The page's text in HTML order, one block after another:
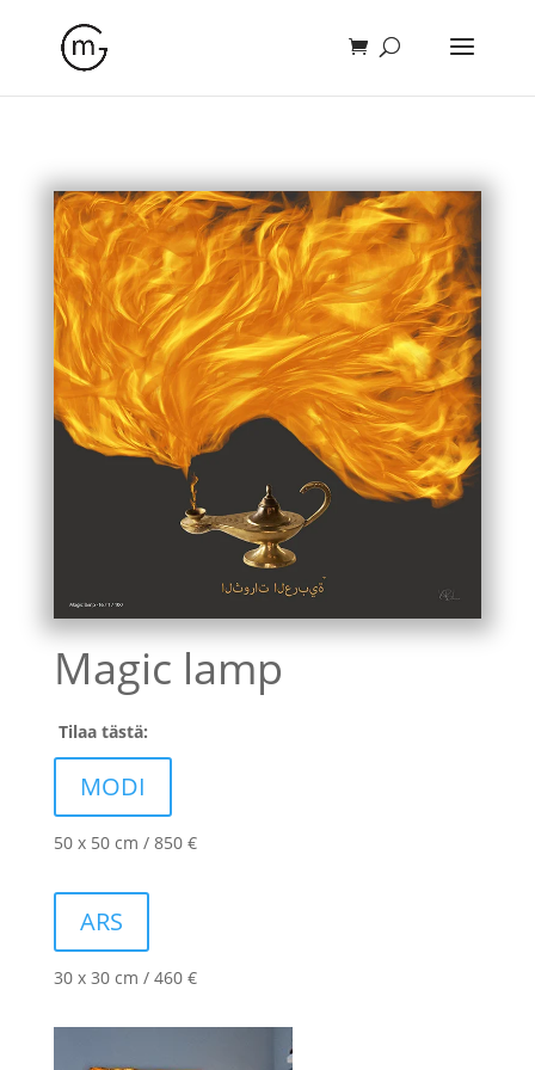
Magic lamp
Tilaa tästä:
MODI
50 x 50 cm / 850 €
ARS
30 x 30 cm / 460 €